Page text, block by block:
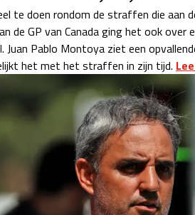
te doen rondom de straffen die aan
de GP van Canada ging het ook
Juan Pablo Montoya ziet een
het met het straffen in zijn tijd.